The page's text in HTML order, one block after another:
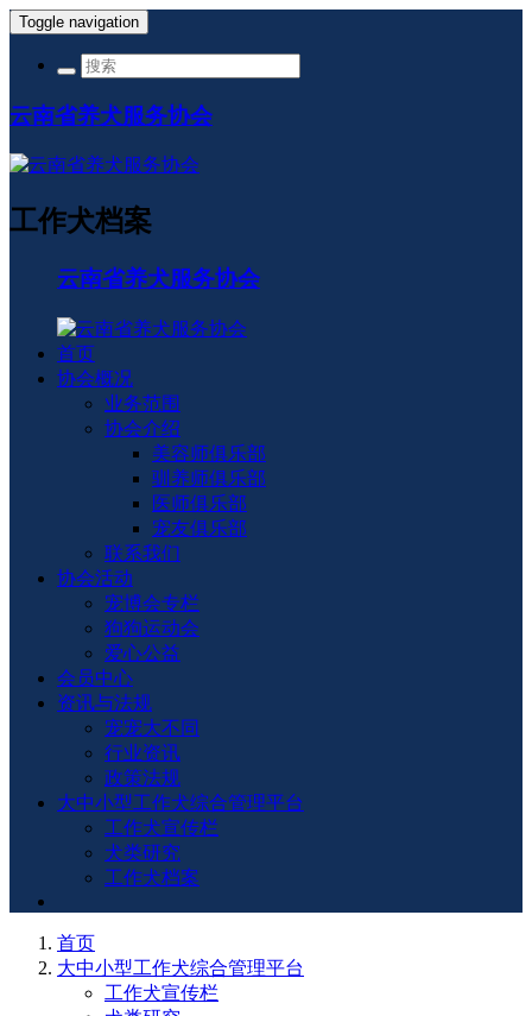
Toggle navigation
云南省养犬服务协会
工作犬档案
云南省养犬服务协会
首页
协会概况
业务范围
协会介绍
美容师俱乐部
驯养师俱乐部
医师俱乐部
宠友俱乐部
联系我们
协会活动
宠博会专栏
狗狗运动会
爱心公益
会员中心
资讯与法规
宠宠大不同
行业资讯
政策法规
大中小型工作犬综合管理平台
工作犬宣传栏
犬类研究
工作犬档案
首页
大中小型工作犬综合管理平台
工作犬宣传栏